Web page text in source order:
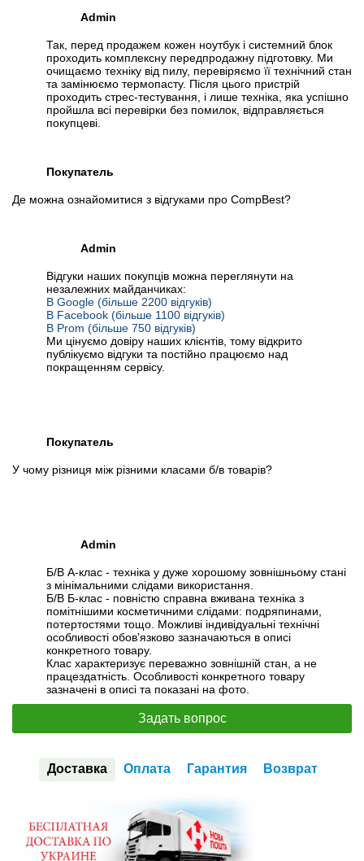
Admin
Так, перед продажем кожен ноутбук і системний блок
проходить комплексну передпродажну підготовку. Ми
очищаємо техніку від пилу, перевіряємо її технічний стан
та замінюємо термопасту. Після цього пристрій
проходить стрес-тестування, і лише техніка, яка успішно
пройшла всі перевірки без помилок, відправляється
покупцеві.
Покупатель
Де можна ознайомитися з відгуками про CompBest?
Admin
Відгуки наших покупців можна переглянути на
незалежних майданчиках:
В Google (більше 2200 відгуків)
В Facebook (більше 1100 відгуків)
В Prom (більше 750 відгуків)
Ми цінуємо довіру наших клієнтів, тому відкрито
публікуємо відгуки та постійно працюємо над
покращенням сервісу.
Покупатель
У чому різниця між різними класами б/в товарів?
Admin
Б/В А-клас - техніка у дуже хорошому зовнішньому стані
з мінімальними слідами використання.
Б/В Б-клас - повністю справна вживана техніка з
помітнішими косметичними слідами: подряпинами,
потертостями тощо. Можливі індивідуальні технічні
особливості обов’язково зазначаються в описі
конкретного товару.
Клас характеризує переважно зовнішній стан, а не
працездатність. Особливості конкретного товару
зазначені в описі та показані на фото.
Задать вопрос
Доставка Оплата Гарантия Возврат